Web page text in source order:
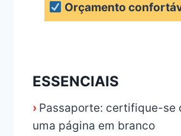
Orçamento
ESSENCIAIS
› Passaporte: certifique-se
uma página em branco